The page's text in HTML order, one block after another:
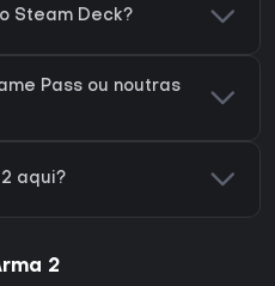
Steam Deck?
Pass ou noutras
aqui?
2